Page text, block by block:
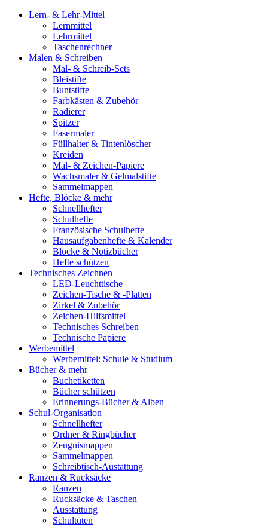
Lern- & Lehr-Mittel
Lernmittel
Lehrmittel
Taschenrechner
Malen & Schreiben
Mal- & Schreib-Sets
Bleistifte
Buntstifte
Farbkästen & Zubehör
Radierer
Spitzer
Fasermaler
Füllhalter & Tintenlöscher
Kreiden
Mal- & Zeichen-Papiere
Wachsmaler & Gelmalstifte
Sammelmappen
Hefte, Blöcke & mehr
Schnellhefter
Schulhefte
Französische Schulhefte
Hausaufgabenhefte & Kalender
Blöcke & Notizbücher
Hefte schützen
Technisches Zeichnen
LED-Leuchttische
Zeichen-Tische & -Platten
Zirkel & Zubehör
Zeichen-Hilfsmittel
Technisches Schreiben
Technische Papiere
Werbemittel
Werbemittel: Schule & Studium
Bücher & mehr
Buchetiketten
Bücher schützen
Erinnerungs-Bücher & Alben
Schul-Organisation
Schnellhefter
Ordner & Ringbücher
Zeugnismappen
Sammelmappen
Schreibtisch-Austattung
Ranzen & Rucksäcke
Ranzen
Rucksäcke & Taschen
Ausstattung
Schultüten